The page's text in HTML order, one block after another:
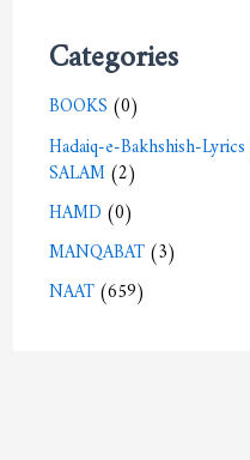
Categories
BOOKS(0)
Hadaiq-e-Bakhshish-Lyrics
SALAM(2)
HAMD(0)
MANQABAT(3)
NAAT(659)